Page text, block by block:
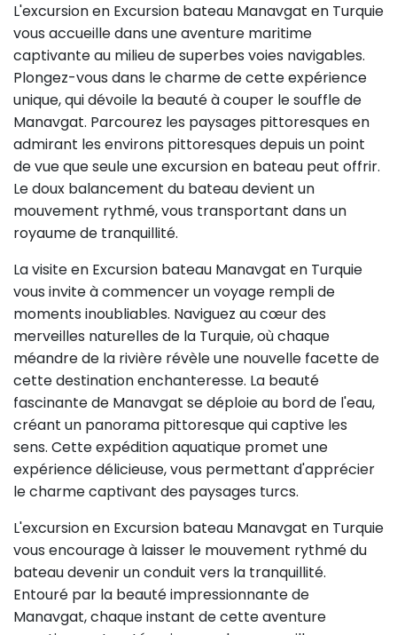
L'excursion en Excursion bateau Manavgat en Turquie
vous accueille dans une aventure maritime
captivante au milieu de superbes voies navigables.
Plongez-vous dans le charme de cette expérience
unique, qui dévoile la beauté à couper le souffle de
Manavgat. Parcourez les paysages pittoresques en
admirant les environs pittoresques depuis un point
de vue que seule une excursion en bateau peut offrir.
Le doux balancement du bateau devient un
mouvement rythmé, vous transportant dans un
royaume de tranquillité.
La visite en Excursion bateau Manavgat en Turquie
vous invite à commencer un voyage rempli de
moments inoubliables. Naviguez au cœur des
merveilles naturelles de la Turquie, où chaque
méandre de la rivière révèle une nouvelle facette de
cette destination enchanteresse. La beauté
fascinante de Manavgat se déploie au bord de l'eau,
créant un panorama pittoresque qui captive les
sens. Cette expédition aquatique promet une
expérience délicieuse, vous permettant d'apprécier
le charme captivant des paysages turcs.
L'excursion en Excursion bateau Manavgat en Turquie
vous encourage à laisser le mouvement rythmé du
bateau devenir un conduit vers la tranquillité.
Entouré par la beauté impressionnante de
Manavgat, chaque instant de cette aventure